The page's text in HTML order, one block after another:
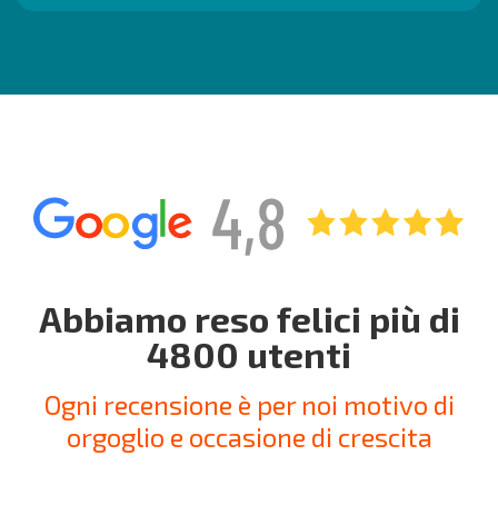
Abbiamo reso felici più di
4800 utenti
Ogni recensione è per noi motivo di
orgoglio e occasione di crescita